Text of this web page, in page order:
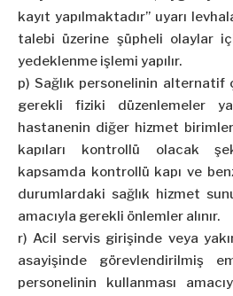
kayıt yapılmaktadır” uyarı
talebi üzerine şüpheli olaylar
yedeklenme işlemi yapılır.
p) Sağlık personelinin alternatif
gerekli fiziki düzenlemeler
hastanenin diğer hizmet
kapıları kontrollü olacak
kapsamda kontrollü kapı ve
durumlardaki sağlık hizmet
amacıyla gerekli önlemler alınır.
r) Acil servis girişinde veya
asayişinde görevlendirilmiş
personelinin kullanması